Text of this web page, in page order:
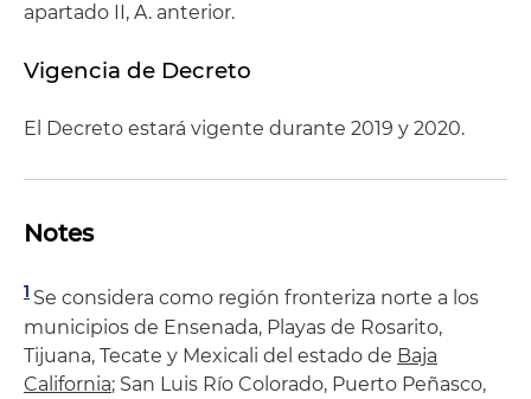
apartado II, A. anterior.
Vigencia de Decreto
El Decreto estará vigente durante 2019 y 2020.
Notes
1 Se considera como región fronteriza norte a los
municipios de Ensenada, Playas de Rosarito,
Tijuana, Tecate y Mexicali del estado de Baja
California; San Luis Río Colorado, Puerto Peñasco,